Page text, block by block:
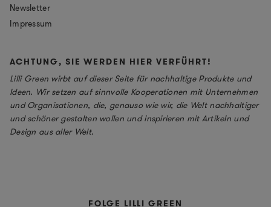
Newsletter
Impressum
ACHTUNG, SIE WERDEN HIER VERFÜHRT!
Lilli Green wirbt auf dieser Seite für nachhaltige Produkte und
Ideen. Wir setzen auf sinnvolle Kooperationen mit Unternehmen
und Organisationen, die, genauso wie wir, die Welt nachhaltiger
und schöner gestalten wollen und inspirieren mit Artikeln und
Design aus aller Welt.
FOLGE LILLI GREEN